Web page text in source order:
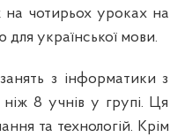
чотирьох уроках на
української мови.
з інформатики з
8 учнів у групі. Ця
та технологій. Крім